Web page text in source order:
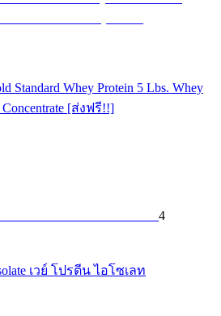
Standard Whey Protein 5 Lbs. Whey
[ส่งฟรี!!]
4
เวย์ โปรตีน ไอโซเลท